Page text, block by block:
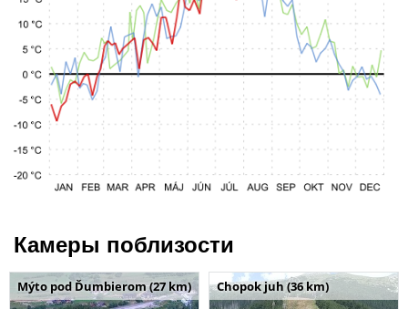
Камеры поблизости
Mýto pod Ďumbierom (27 km) Chopok juh (36 km)